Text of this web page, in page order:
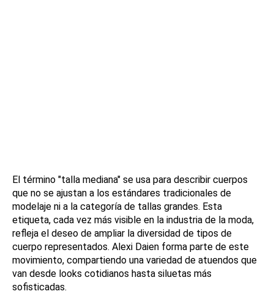
El término "talla mediana" se usa para describir cuerpos
que no se ajustan a los estándares tradicionales de
modelaje ni a la categoría de tallas grandes. Esta
etiqueta, cada vez más visible en la industria de la moda,
refleja el deseo de ampliar la diversidad de tipos de
cuerpo representados. Alexi Daien forma parte de este
movimiento, compartiendo una variedad de atuendos que
van desde looks cotidianos hasta siluetas más
sofisticadas.